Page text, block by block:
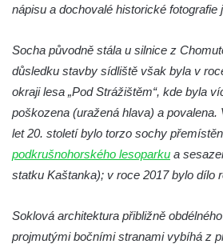
Socha Vydry si hrají v ZOO Hluboká
Socha Matka příroda v ZOO Hluboká
Socha Lišky v ZOO Hluboká
Socha Kudlanka v ZOO Hluboká
Socha Vlčice s mládětem v ZOO
Socha Rys číhající na srnu v ZOO
Socha Orlice v ZOO Hluboká
Socha Želva v ZOO Hluboká
nápisu a dochovalé historické fotografie
Socha původně stála u silnice z
důsledku stavby sídliště však byla v
okraji lesa „Pod Strážištěm“, kde byla
poškozena (uražená hlava) a povalena.
let 20. století bylo torzo sochy
podkrušnohorského lesoparku a
statku Kaštanka); v roce 2017 bylo dílo
Soklová architektura přibližně
projmutými bočními stranami vybíhá z